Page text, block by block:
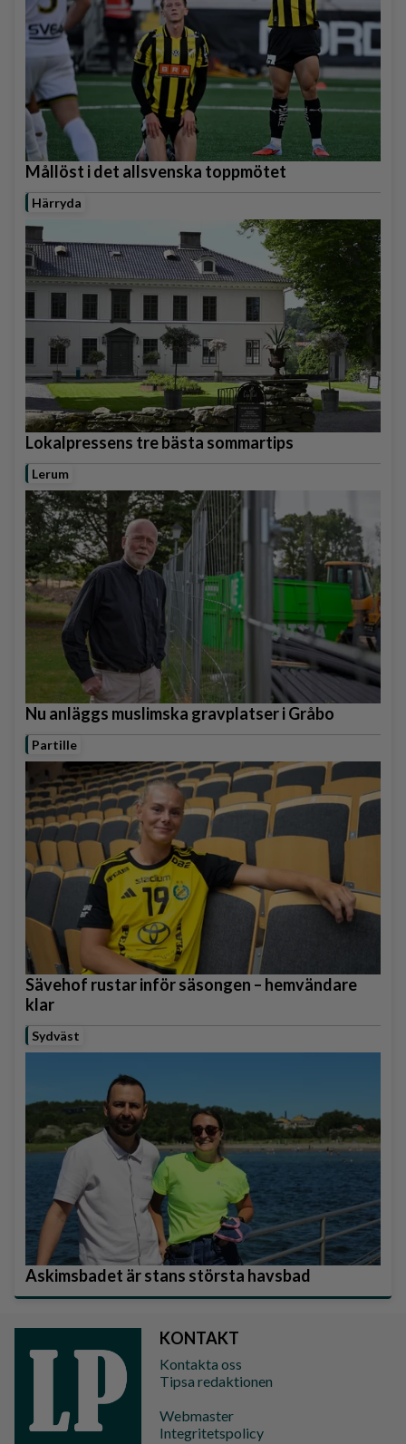
Mållöst i det allsvenska toppmötet
Härryda
Lokalpressens tre bästa sommartips
Lerum
Nu anläggs muslimska gravplatser i Gråbo
Partille
Sävehof rustar inför säsongen – hemvändare
klar
Sydväst
Askimsbadet är stans största havsbad
KONTAKT
Kontakta oss
Tipsa redaktionen
Webmaster
Integritetspolicy